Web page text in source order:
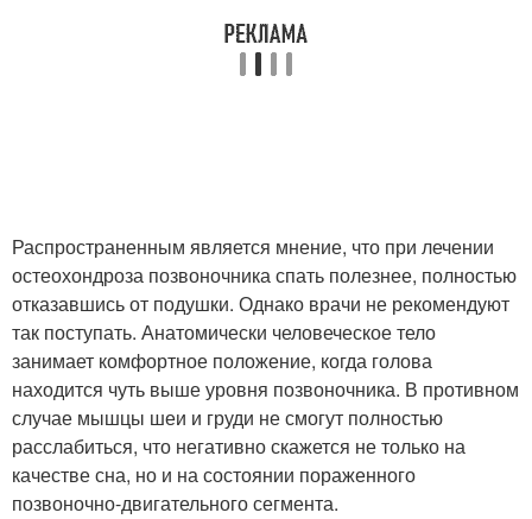
Распространенным является мнение, что при лечении
остеохондроза позвоночника спать полезнее, полностью
отказавшись от подушки. Однако врачи не рекомендуют
так поступать. Анатомически человеческое тело
занимает комфортное положение, когда голова
находится чуть выше уровня позвоночника. В противном
случае мышцы шеи и груди не смогут полностью
расслабиться, что негативно скажется не только на
качестве сна, но и на состоянии пораженного
позвоночно-двигательного сегмента.